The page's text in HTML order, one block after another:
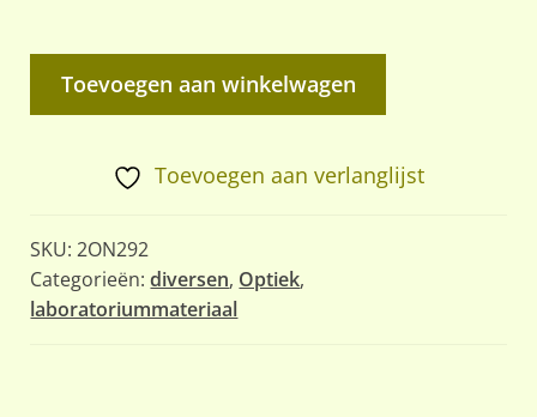
Oude
Opbergkist
aantal
Toevoegen aan winkelwagen
Toevoegen aan verlanglijst
SKU:2ON292
Categorieën:diversen, Optiek,
laboratoriummateriaal